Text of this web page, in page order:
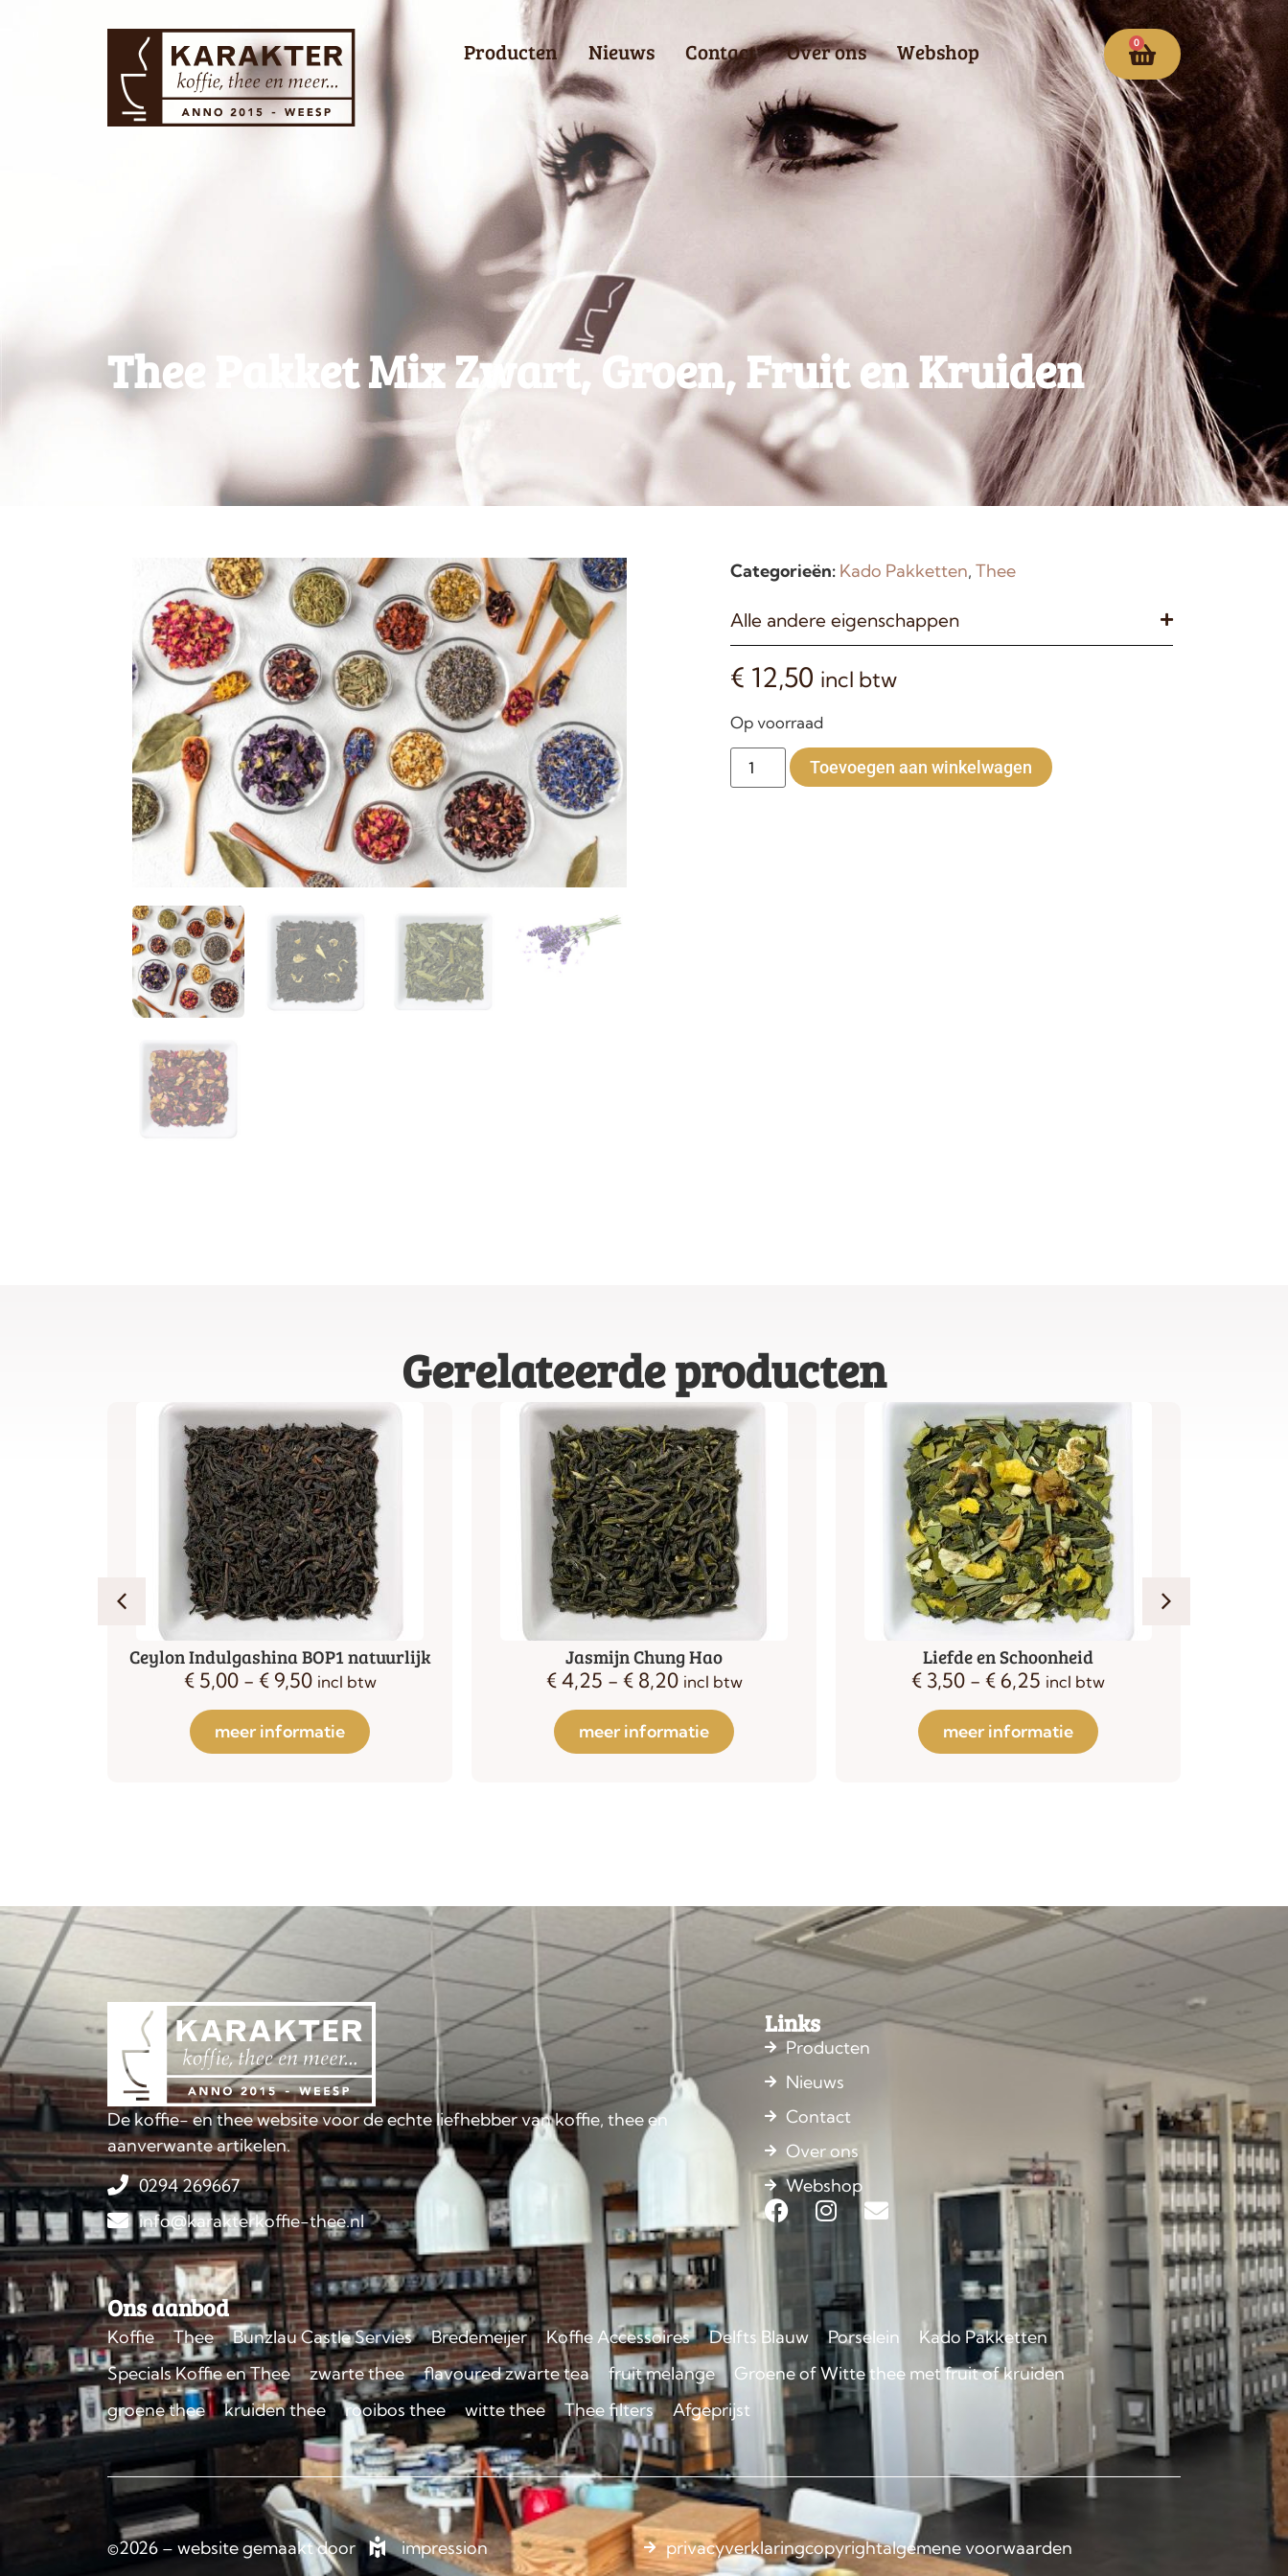
Producten Nieuws Contact Over ons Webshop 0
Thee Pakket Mix Zwart, Groen, Fruit en Kruiden
Categorieën: Kado Pakketten, Thee
Alle andere eigenschappen
€ 12,50 incl btw
Op voorraad
Toevoegen aan winkelwagen
Gerelateerde producten
Ceylon Indulgashina BOP1 natuurlijk
€5,00 - €9,50 incl btw
meer informatie
Jasmijn Chung Hao
€4,25 - €8,20 incl btw
meer informatie
Liefde en Schoonheid
€ 3,50 - €6,25 incl btw
meer informatie
De koffie- en thee website voor de echte liefhebber van koffie, thee en
aanverwante artikelen.
0294 269667
info@karakterkoffie-thee.nl
Links
Producten
Nieuws
Contact
Over ons
Webshop
Ons aanbod
Koffie Thee Bunzlau Castle Servies Bredemeijer Koffie Accessoires Delfts Blauw Porselein
Kado Pakketten
Specials Koffie en Thee
zwarte thee flavoured zwarte tea fruit melange
Groene of Witte thee met fruit of kruiden
groene thee
kruiden thee rooibos thee witte thee Thee filters Afgeprijst
©2026 – website gemaakt door impression privacyverklaringcopyrightalgemene voorwaarden